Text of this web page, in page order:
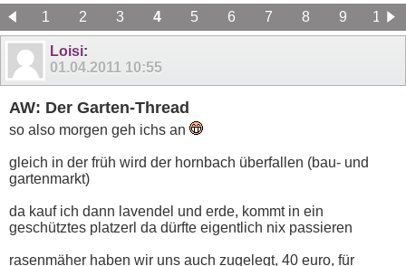
1
2 3 4 5 6 7 8 9
10
11
12
Loisi:
01.04.2011 10:55
AW: Der Garten-Thread
so also morgen geh ichs an
gleich in der früh wird der hornbach überfallen (bau- und
gartenmarkt)
da kauf ich dann lavendel und erde, kommt in ein
geschütztes platzerl da dürfte eigentlich nix passieren
rasenmäher haben wir uns auch zugelegt, 40 euro, für